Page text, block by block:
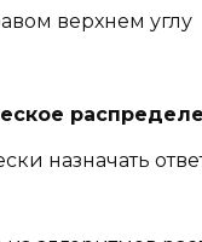
верхнем углу
назначать